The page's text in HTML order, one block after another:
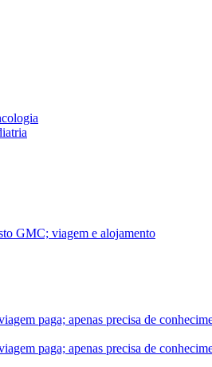
GMC; viagem e alojamento
paga; apenas precisa de
paga; apenas precisa de